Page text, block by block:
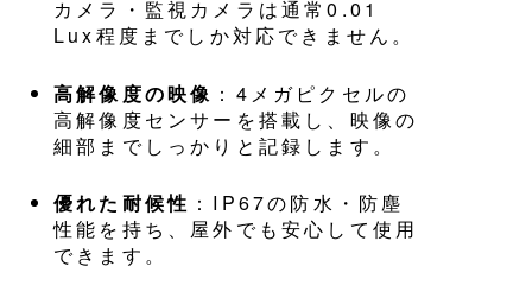
カメラ・監視カメラは通常0.01
Lux程度までしか対応できません。
高解像度の映像 ：4メガピクセルの
高解像度センサーを搭載し、映像の
細部までしっかりと記録します。
優れた耐候性 ：IP67の防水・防塵
性能を持ち、屋外でも安心して使用
できます。